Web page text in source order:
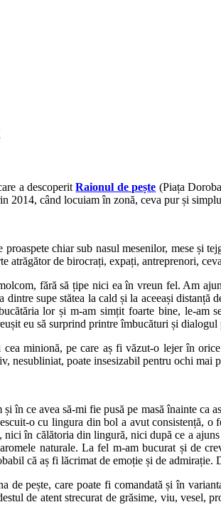
a descoperitRaionul de pește (Piața
2014, când locuiam în zonă, ceva pur și
chiar sub nasul mesenilor, mese și
atrăgător de birocrați, expați, antreprenori,
fără să țipe nici ea în vreun fel. Am
supe stătea la cald și la aceeași
lor și m-am simțit foarte bine, le-am
eu să surprind printre îmbucături și
minionă, pe care aș fi văzut-o lejer în
nesubliniat, poate insesizabil pentru ochi mai
în ce avea să-mi fie pusă pe masă înainte ca
o cu lingura din bol a avut consistență,
în călătoria din lingură, nici după ce a
naturale. La fel m-am bucurat și de
că aș fi lăcrimat de emoție și de admirație.
de pește, care poate fi comandată și în
de atent strecurat de grăsime, viu, vesel,